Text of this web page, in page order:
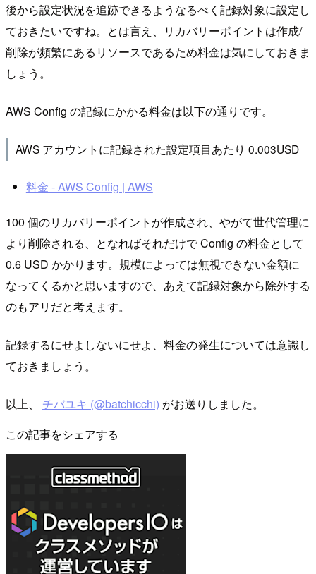
後から設定状況を追跡できるようなるべく記録対象に設定し
ておきたいですね。とは言え、リカバリーポイントは作成/
削除が頻繁にあるリソースであるため料金は気にしておきま
しょう。
AWS Config の記録にかかる料金は以下の通りです。
AWS アカウントに記録された設定項目あたり 0.003USD
料金 - AWS Config | AWS
100 個のリカバリーポイントが作成され、やがて世代管理に
より削除される、となればそれだけで Config の料金として
0.6 USD かかります。規模によっては無視できない金額に
なってくるかと思いますので、あえて記録対象から除外する
のもアリだと考えます。
記録するにせよしないにせよ、料金の発生については意識し
ておきましょう。
以上、 チバユキ (@batchicchi) がお送りしました。
この記事をシェアする